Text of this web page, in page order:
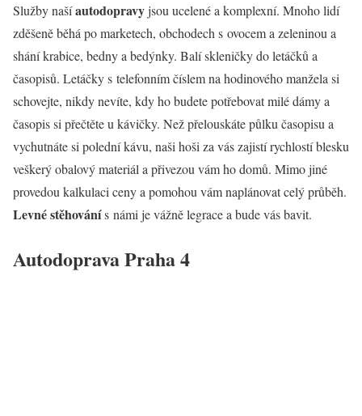
Služby našíautodopravyjsou ucelené a komplexní. Mnoho lidí
zděšeně běhá po marketech, obchodech s ovocem a zeleninou a
shání krabice, bedny a bedýnky. Balí skleničky do letáčků a
časopisů. Letáčky s telefonním číslem na hodinového manžela si
schovejte, nikdy nevíte, kdy ho budete potřebovat milé dámy a
časopis si přečtěte u kávičky. Než přelouskáte půlku časopisu a
vychutnáte si polední kávu, naši hoši za vás zajistí rychlostí blesku
veškerý obalový materiál a přivezou vám ho domů. Mimo jiné
provedou kalkulaci ceny a pomohou vám naplánovat celý průběh.
Levné stěhovánís námi je vážně legrace a bude vás bavit.
Autodoprava Praha 4